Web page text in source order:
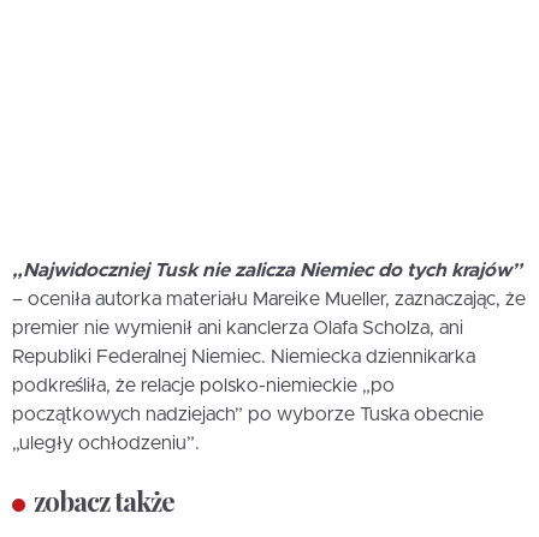
„Najwidoczniej Tusk nie zalicza Niemiec do tych krajów”
– oceniła autorka materiału Mareike Mueller, zaznaczając, że
premier nie wymienił ani kanclerza Olafa Scholza, ani
Republiki Federalnej Niemiec. Niemiecka dziennikarka
podkreśliła, że relacje polsko-niemieckie „po
początkowych nadziejach” po wyborze Tuska obecnie
„uległy ochłodzeniu”.
zobacz także